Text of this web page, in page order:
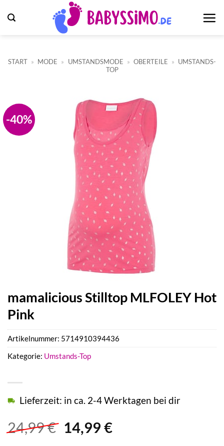
Inhalt
START » MODE » UMSTANDSMODE » OBERTEILE » UMSTANDS-
TOP
-40%
mamalicious Stilltop MLFOLEY Hot
Pink
24,99€ Ursprünglicher
14,99 €Aktueller
Lieferzeit: in ca. 2-4 Werktagen bei dir
Artikelnummer: 5714910394436
Kategorie: Umstands-Top